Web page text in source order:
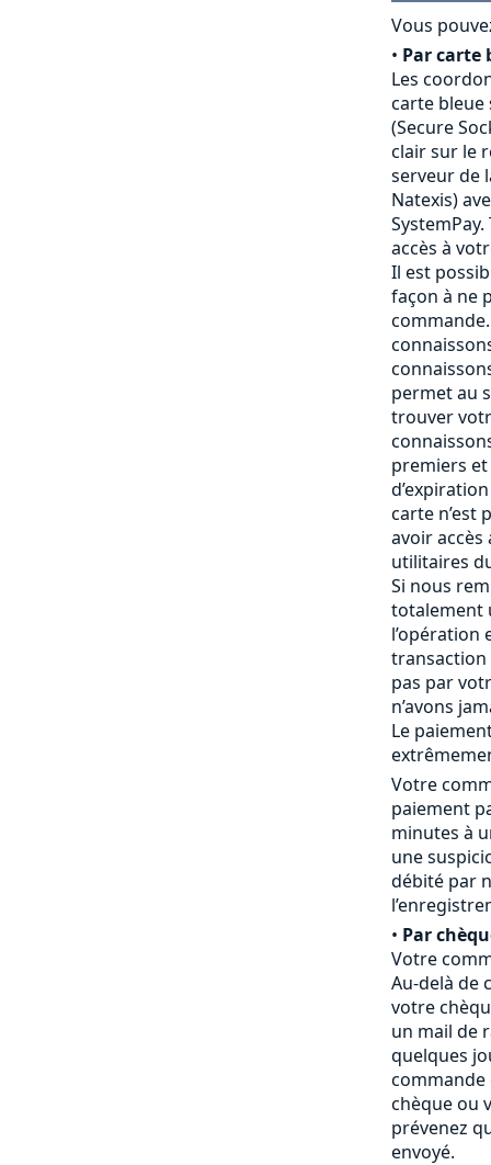
Vous
• Par carte
Les
carte bleue
(Secure
clair sur le
serveur de
Natexis)
accès à
Il est
façon à ne
permet au
trouver
premiers
carte n’est
avoir
utilitaires
Si nous
totalement
l’opération
transaction
pas par
n’avons
Le
Votre
paiement
minutes à
une
débité par
• Par
Votre
Au-delà de
votre
un mail de
quelques
chèque ou
prévenez
envoyé.